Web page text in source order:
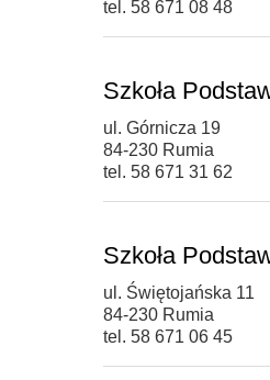
tel. 58 671 08 48
Szkoła
ul. Górnicza 19
84-230 Rumia
tel. 58 671 31 62
Szkoła
ul. Świętojańska 11
84-230 Rumia
tel. 58 671 06 45